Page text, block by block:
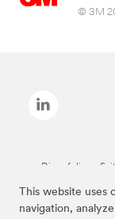
This website uses
navigation,
© 3M
Die auf dieser